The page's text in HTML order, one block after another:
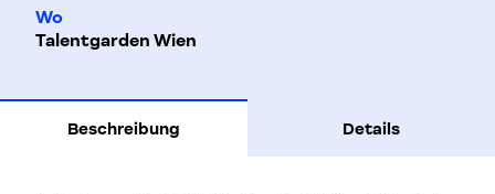
Wo
Talentgarden Wien
Beschreibung Details